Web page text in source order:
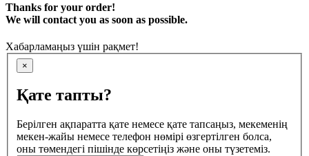
Thanks for your order!
We will contact you as soon as possible.
Хабарламаңыз үшін рақмет!
×
Қате тапты?
Берілген ақпаратта қате немесе қате тапсаңыз, мекеменің
мекен-жайы немесе телефон нөмірі өзгертілген болса,
оны төмендегі пішінде көрсетіңіз және оны түзетеміз.